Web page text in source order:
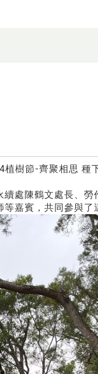
樹節-齊聚相思 種
處陳鶴文處長、勞
嘉賓，共同參與了